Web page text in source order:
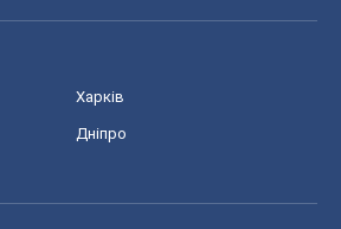
Харків
Дніпро